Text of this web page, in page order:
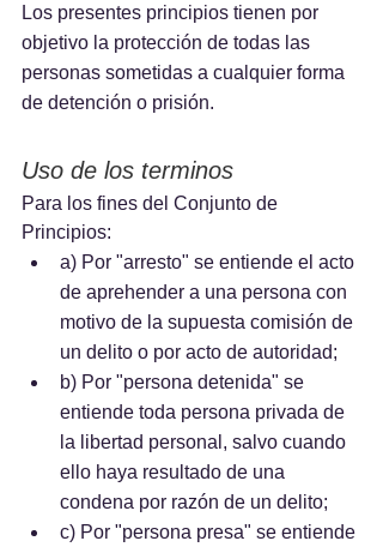
Los presentes principios tienen por
objetivo la protección de todas las
personas sometidas a cualquier forma
de detención o prisión.
Uso de los terminos
Para los fines del Conjunto de
Principios:
a) Por "arresto" se entiende el acto
de aprehender a una persona con
motivo de la supuesta comisión de
un delito o por acto de autoridad;
b) Por "persona detenida" se
entiende toda persona privada de
la libertad personal, salvo cuando
ello haya resultado de una
condena por razón de un delito;
c) Por "persona presa" se entiende